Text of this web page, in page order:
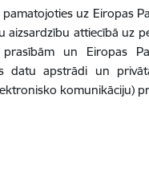
uz Eiropas
attiecībā uz
un Eiropas
apstrādi un
komunikāciju)